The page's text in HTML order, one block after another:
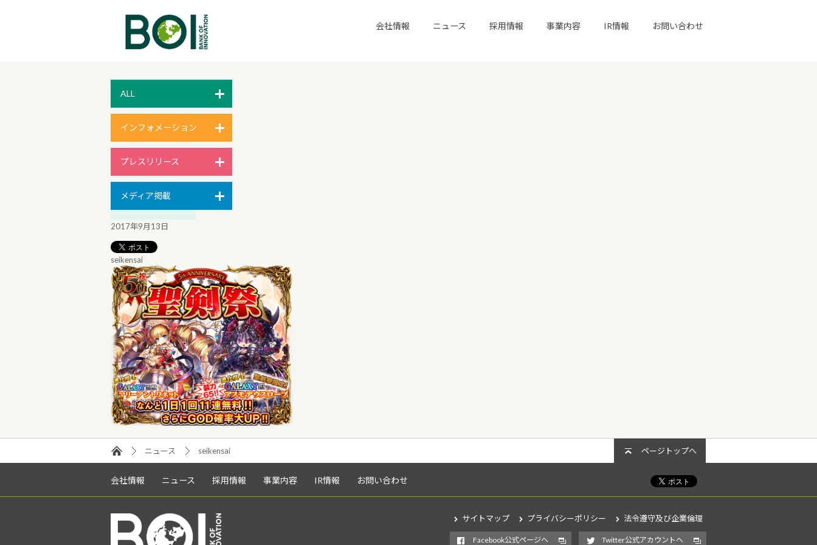
会社情報 ニュース 採用情報 事業内容 IR情報 お問い合わせ
ALL
インフォメーション
プレスリリース
メディア掲載
2017年9月13日
seikensai
ニュース seikensai ページトップへ
会社情報 ニュース 採用情報 事業内容 IR情報 お問い合わせ
サイトマップ プライバシーポリシー 法令遵守及び企業倫理
Facebook公式ページへ Twitter公式アカウントへ